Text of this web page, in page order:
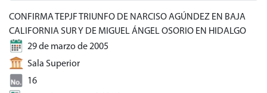
CONFIRMA TEPJF TRIUNFO DE NARCISO AGÚNDEZ EN BAJA
CALIFORNIA SUR Y DE MIGUEL ÁNGEL OSORIO EN HIDALGO
29 de marzo de 2005
Sala Superior
16